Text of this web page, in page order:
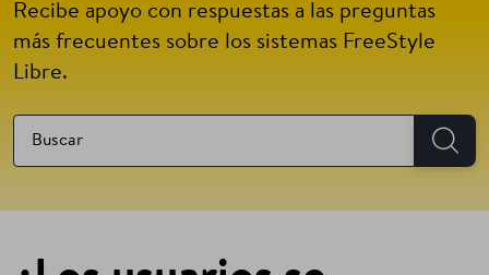
Recibe apoyo con respuestas a las preguntas
más frecuentes sobre los sistemas FreeStyle
Libre.